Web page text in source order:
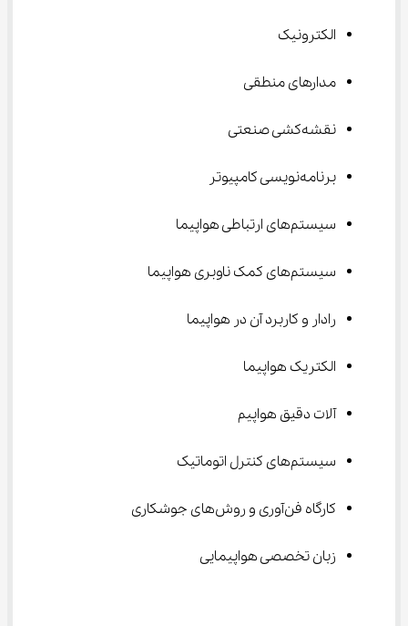
الکترونیک
مدارهای منطقی
نقشه‌کشی صنعتی
برنامه‌نویسی کامپیوتر
سیستم‌های ارتباطی هواپیما
سیستم‌های کمک ناوبری هواپیما
رادار و کاربرد آن در هواپیما
الکتریک هواپیما
آلات دقیق هواپیم
سیستم‌های کنترل اتوماتیک
کارگاه فن‌آوری و روش‌های جوشکاری
زبان تخصصی هواپیمایی